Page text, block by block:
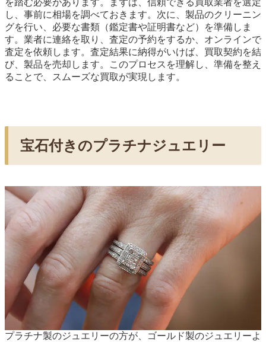
し、事前に相場を調べておきます。次に、製品のクリーニン
グを行い、必要な書類（鑑定書や証明書など）を準備しま
す。業者に連絡を取り、査定の予約をするか、オンラインで
査定を依頼します。査定結果に納得がいけば、買取契約を結
び、製品を売却します。このプロセスを理解し、準備を整え
ることで、スムーズな買取が実現します。
宝石付きのプラチナジュエリー
プラチナ製のジュエリーの方が、ゴールド製のジュエリーよ